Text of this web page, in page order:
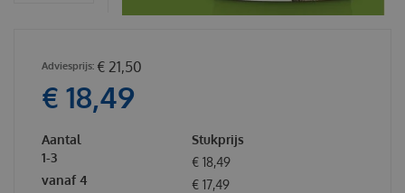
€ 21,50
€ 18,49
Aantal
Stukprijs
1-3
€ 18,49
vanaf 4
€ 17,49